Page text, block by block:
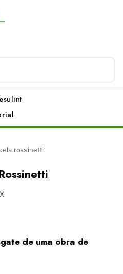
sulint
rossinetti
de uma obra de